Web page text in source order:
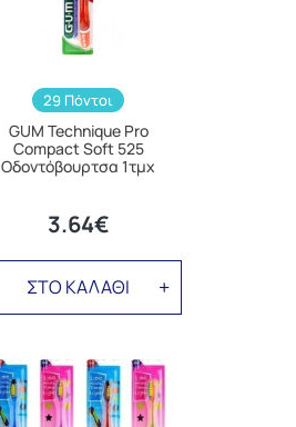
29 Πόντοι
GUM Technique Pro
Compact Soft 525
Οδοντόβουρτσα 1τμχ
3.64€
ΣΤΟ ΚΑΛΑΘΙ